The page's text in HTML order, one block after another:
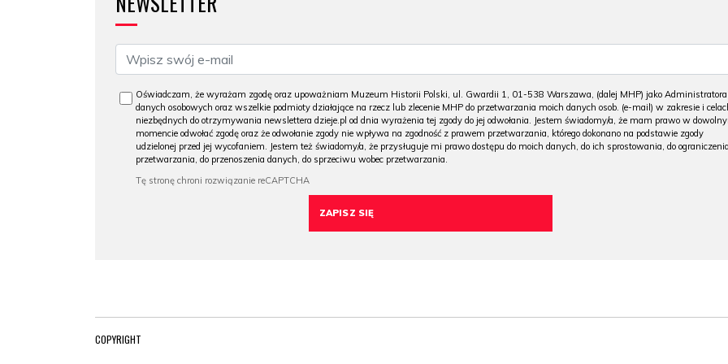
Oświadczam, że wyrażam zgodę oraz upoważniam Muzeum Historii Polski, ul. Gwardii 1, 01-538 Warszawa, (dalej MHP) jako Administratora
danych osobowych oraz wszelkie podmioty działające na rzecz lub zlecenie MHP do przetwarzania moich danych osob. (e-mail) w zakresie i
niezbędnych do otrzymywania newslettera dzieje.pl od dnia wyrażenia tej zgody do jej odwołania. Jestem świadomy/a, że mam prawo w
momencie odwołać zgodę oraz że odwołanie zgody nie wpływa na zgodność z prawem przetwarzania, którego dokonano na podstawie zgody
udzielonej przed jej wycofaniem. Jestem też świadomy/a, że przysługuje mi prawo dostępu do moich danych, do ich sprostowania, do ograniczenia
przetwarzania, do przenoszenia danych, do sprzeciwu wobec przetwarzania.
COPYRIGHT